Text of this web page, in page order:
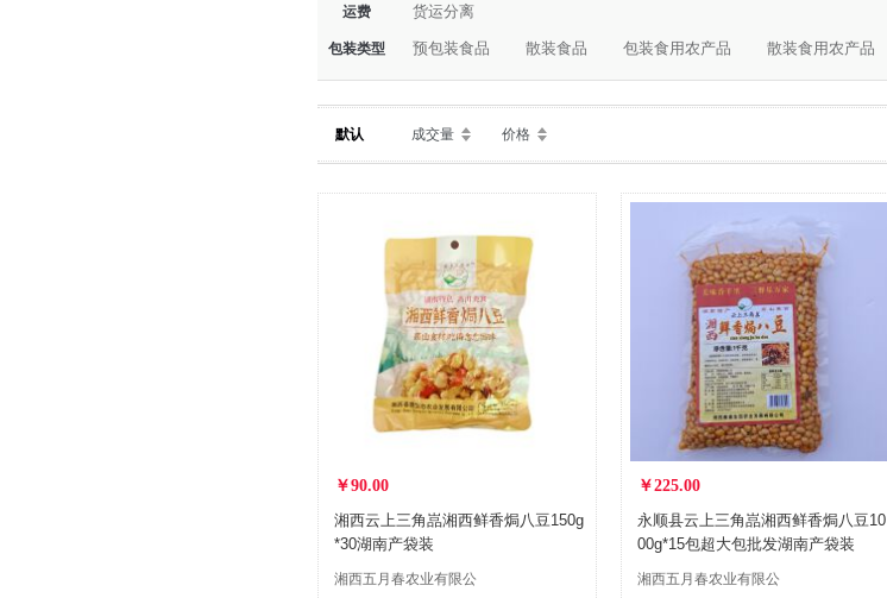
运费 货运分离
包装类型 预包装食品 散装食品 包装食用农产品 散装食用农产品
默认 成交量 价格
￥90.00
湘西云上三角嵓湘西鲜香焗八豆150g
*30湖南产袋装
湘西五月春农业有限公
￥225.00
永顺县云上三角嵓湘西鲜香焗八豆10
00g*15包超大包批发湖南产袋装
湘西五月春农业有限公